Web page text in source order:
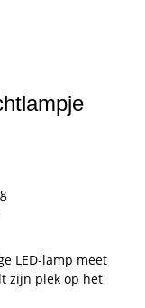
LED-lamp meet
zijn plek op het